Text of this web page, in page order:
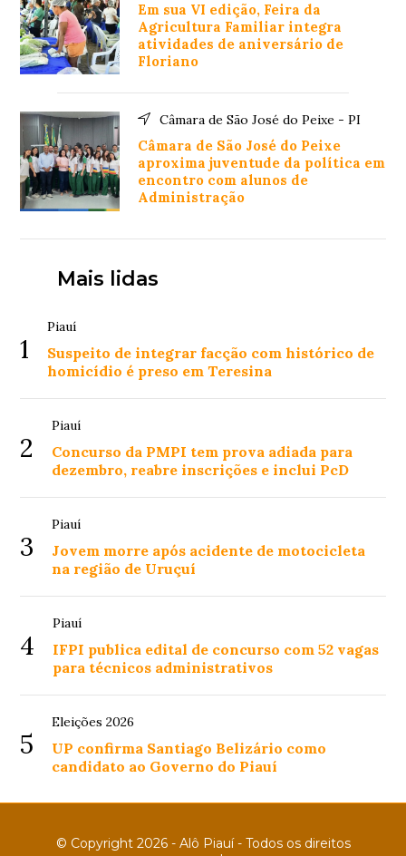
Em sua VI edição, Feira da
Agricultura Familiar integra
atividades de aniversário de
Floriano
Câmara de São José do Peixe - PI
Câmara de São José do Peixe
aproxima juventude da política em
encontro com alunos de
Administração
Mais lidas
1
Piauí
Suspeito de integrar facção com histórico de
homicídio é preso em Teresina
2
Piauí
Concurso da PMPI tem prova adiada para
dezembro, reabre inscrições e inclui PcD
3
Piauí
Jovem morre após acidente de motocicleta
na região de Uruçuí
4
Piauí
IFPI publica edital de concurso com 52 vagas
para técnicos administrativos
5
Eleições 2026
UP confirma Santiago Belizário como
candidato ao Governo do Piauí
© Copyright 2026 - Alô Piauí - Todos os direitos